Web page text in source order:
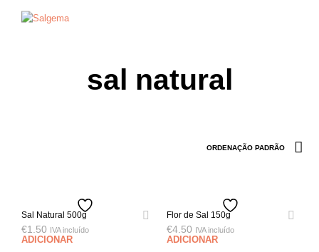
sal natural
Sal Natural 500g
€1.50 IVA incluído
ADICIONAR
Flor de Sal 150g
€4.50 IVA incluído
ADICIONAR